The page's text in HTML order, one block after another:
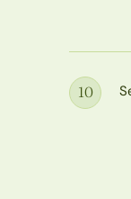
Étape
10